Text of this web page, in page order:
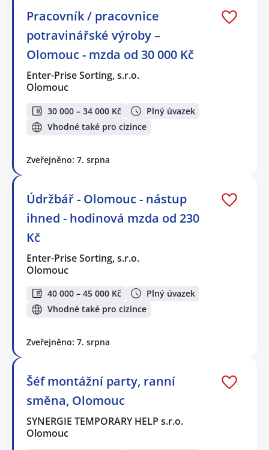
Pracovník / pracovnice
potravinářské výroby –
Olomouc - mzda od 30 000 Kč
Enter-Prise Sorting, s.r.o.
Olomouc
30 000 – 34 000 Kč
Plný úvazek
Vhodné také pro cizince
Zveřejněno: 7. srpna
Údržbář - Olomouc - nástup
ihned - hodinová mzda od 230
Kč
Enter-Prise Sorting, s.r.o.
Olomouc
40 000 – 45 000 Kč
Plný úvazek
Vhodné také pro cizince
Zveřejněno: 7. srpna
Šéf montážní party, ranní
směna, Olomouc
SYNERGIE TEMPORARY HELP s.r.o.
Olomouc